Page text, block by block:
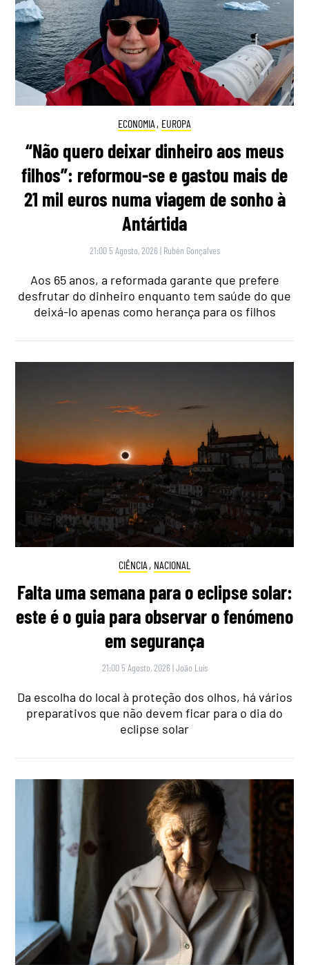
ECONOMIA , EUROPA
“Não quero deixar dinheiro aos meus
filhos”: reformou-se e gastou mais de
21 mil euros numa viagem de sonho à
Antártida
21:00 5 Agosto, 2026 | Rubén Gonçalves
Aos 65 anos, a reformada garante que prefere
desfrutar do dinheiro enquanto tem saúde do que
deixá-lo apenas como herança para os filhos
CIÊNCIA , NACIONAL
Falta uma semana para o eclipse solar:
este é o guia para observar o fenómeno
em segurança
21:00 5 Agosto, 2026 |João Luís
Da escolha do local à proteção dos olhos, há vários
preparativos que não devem ficar para o dia do
eclipse solar